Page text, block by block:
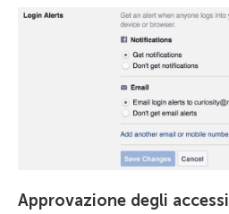
Approvazione degli accessi